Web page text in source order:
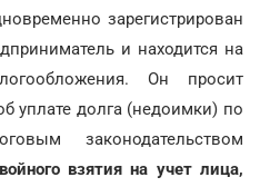
зарегистрирован
и находится на
Он просит
уплате долга (недоимки) по
законодательством
взятия на учет лица,